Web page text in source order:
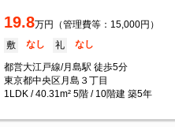
19.8万円（管理費等：15,000円）
敷 なし 礼 なし
都営大江戸線/月島駅 徒歩5分
東京都中央区月島３丁目
1LDK / 40.31m² 5階 / 10階建 築5年